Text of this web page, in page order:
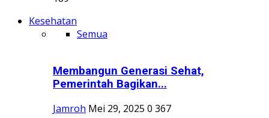
Kesehatan
Semua
Membangun Generasi Sehat,
Pemerintah Bagikan...
Jamroh Mei 29, 2025 0 367